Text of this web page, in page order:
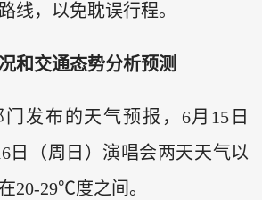
线，以免耽误行程。
和交通态势分析预测
发布的天气预报，6月15日
日（周日）演唱会两天天气以
20-29℃度之间。